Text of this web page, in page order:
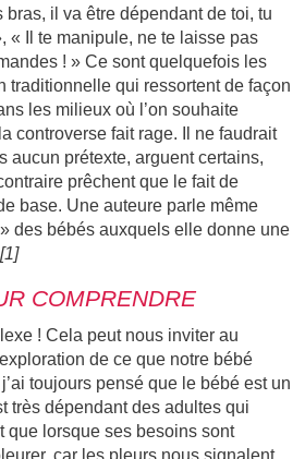
bras, il va être dépendant de toi, tu
« Il te manipule, ne te laisse pas
! » Ce sont quelquefois les
traditionnelle qui ressortent de façon
les milieux où l’on souhaite
controverse fait rage. Il ne faudrait
aucun prétexte, arguent certains,
prêchent que le fait de
base. Une auteure parle même
des bébés auxquels elle donne une
[1]
COMPRENDRE
! Cela peut nous inviter au
de ce que notre bébé
toujours pensé que le bébé est un
très dépendant des adultes qui
que lorsque ses besoins sont
car les pleurs nous signalent